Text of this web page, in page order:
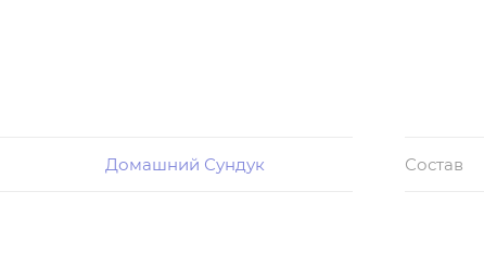
Домашний Сундук Состав